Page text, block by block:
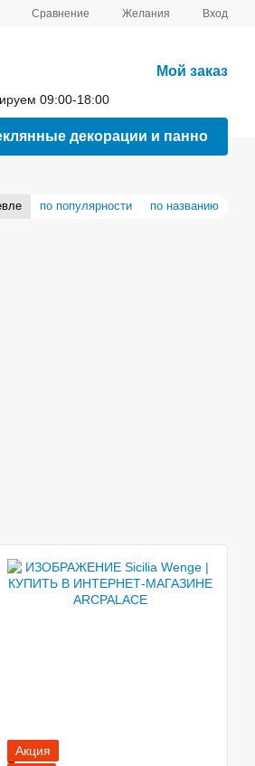
Сравнение Желания Вход
09:00-18:00
Мой заказ
декорации и панно
по популярности по названию
Акция